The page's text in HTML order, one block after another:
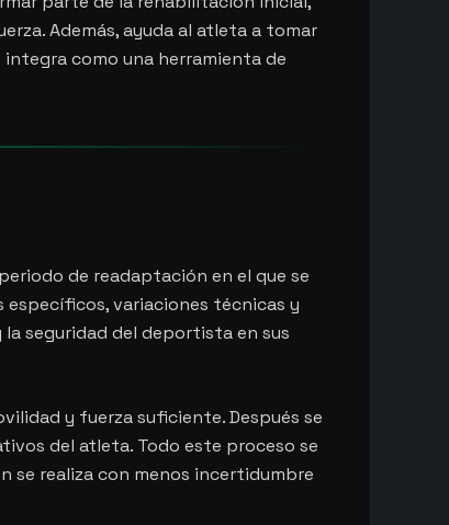
Además, ayuda al atleta a tomar
como una herramienta de
de readaptación en el que se
variaciones técnicas y
seguridad del deportista en sus
y fuerza suficiente. Después se
del atleta. Todo este proceso se
se realiza con menos incertidumbre